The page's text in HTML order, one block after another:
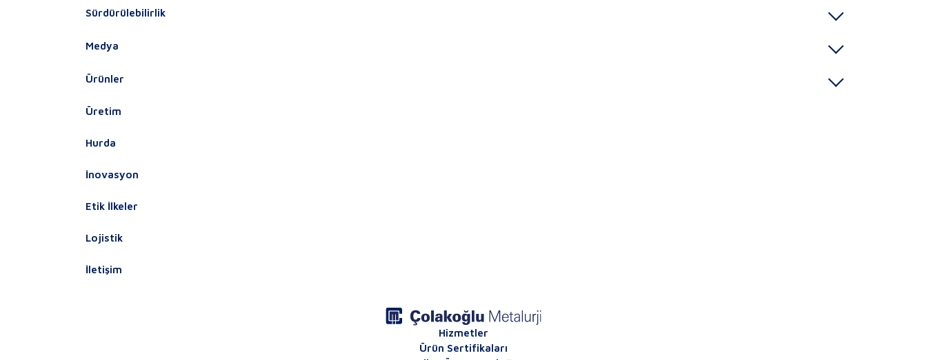
Sürdürülebilirlik
Medya
Ürünler
Üretim
Hurda
İnovasyon
Etik İlkeler
Lojistik
İletişim
Hizmetler
Ürün Sertifikaları